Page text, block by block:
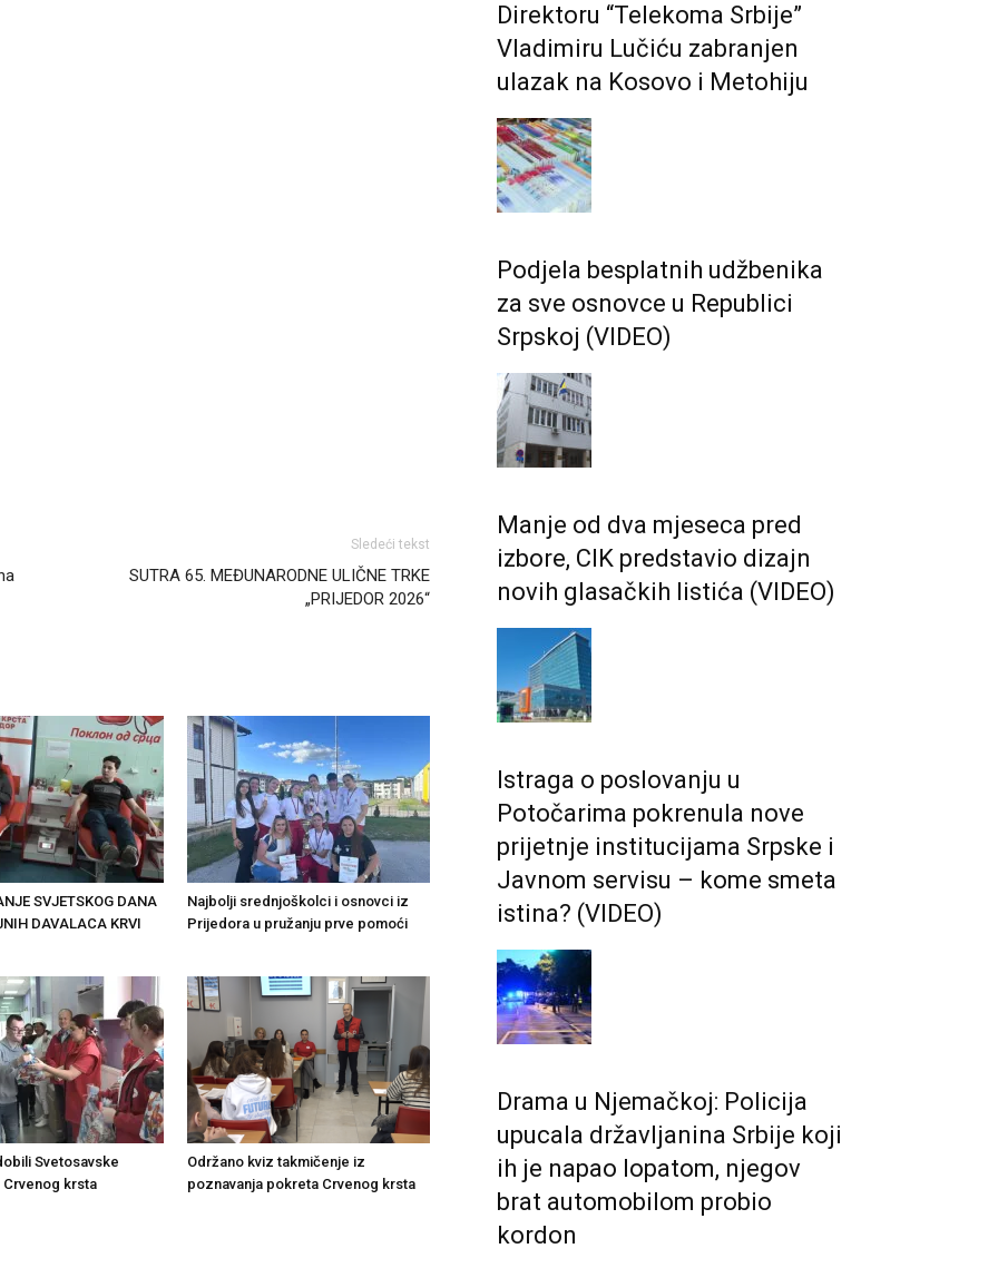
Sledeći tekst
SUTRA 65. MEĐUNARODNE ULIČNE TRKE
„PRIJEDOR 2026“
SVJETSKOG DANA
DAVALACA KRVI
Najbolji srednjoškolci i osnovci iz
Prijedora u pružanju prve pomoći
Svetosavske
krsta
Održano kviz takmičenje iz
poznavanja pokreta Crvenog krsta
Direktoru “Telekoma Srbije”
Vladimiru Lučiću zabranjen
ulazak na Kosovo i Metohiju
Podjela besplatnih udžbenika
za sve osnovce u Republici
Srpskoj (VIDEO)
Manje od dva mjeseca pred
izbore, CIK predstavio dizajn
novih glasačkih listića (VIDEO)
Istraga o poslovanju u
Potočarima pokrenula nove
prijetnje institucijama Srpske i
Јavnom servisu – kome smeta
istina? (VIDEO)
Drama u Njemačkoj: Policija
upucala državljanina Srbije koji
ih je napao lopatom, njegov
brat automobilom probio
kordon